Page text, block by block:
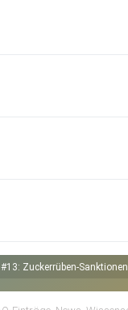
#13: Zuckerrüben-Sanktionen